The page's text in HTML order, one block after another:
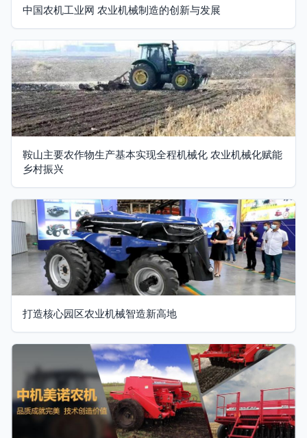
中国农机工业网 农业机械制造的创新与发展
鞍山主要农作物生产基本实现全程机械化 农业机械化赋能
乡村振兴
打造核心园区农业机械智造新高地